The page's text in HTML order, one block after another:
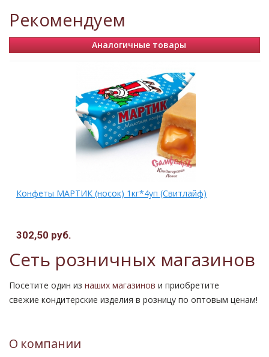
Рекомендуем
Аналогичные товары
Конфеты МАРТИК (носок) 1кг*4уп (Свитлайф)
302,50 руб.
Сеть розничных магазинов
Посетите один из наших магазинов и приобретите
свежие кондитерские изделия в розницу по оптовым ценам!
О компании